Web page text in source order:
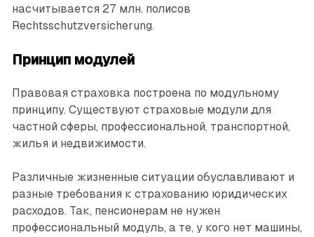
насчитывается 27 млн. полисов
Rechtsschutzversicherung.
Принцип модулей
Правовая страховка построена по модульному
принципу. Существуют страховые модули для
частной сферы, профессиональной, транспортной,
жилья и недвижимости.
Различные жизненные ситуации обуславливают и
разные требования к страхованию юридических
расходов. Так, пенсионерам не нужен
профессиональный модуль, а те, у кого нет машины,